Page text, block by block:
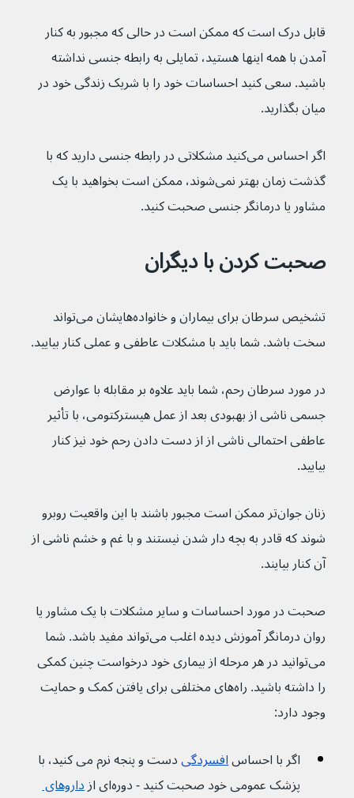
قابل درک است که ممکن است در حالی که مجبور به کنار
آمدن با همه اینها هستید، تمایلی به رابطه جنسی نداشته
باشید. سعی کنید احساسات خود را با شریک زندگی خود در
میان بگذارید.
اگر احساس می‌کنید مشکلاتی در رابطه جنسی دارید که با
گذشت زمان بهتر نمی‌شوند، ممکن است بخواهید با یک
مشاور یا درمانگر جنسی صحبت کنید.
صحبت کردن با دیگران
تشخیص سرطان برای بیماران و خانواده‌هایشان می‌تواند
سخت باشد. شما باید با مشکلات عاطفی و عملی کنار بیایید.
در مورد سرطان رحم، شما باید علاوه بر مقابله با عوارض
جسمی ناشی از بهبودی بعد از عمل هیسترکتومی، با تأثیر
عاطفی احتمالی ناشی از از دست دادن رحم خود نیز کنار
بیایید.
زنان جوان‌تر ممکن است مجبور باشند با این واقعیت روبرو
شوند که قادر به بچه دار شدن نیستند و با غم و خشم ناشی از
آن کنار بیایند.
صحبت در مورد احساسات و سایر مشکلات با یک مشاور یا
روان درمانگر آموزش دیده اغلب می‌تواند مفید باشد. شما
می‌توانید در هر مرحله از بیماری خود درخواست چنین کمکی
را داشته باشید. راه‌های مختلفی برای یافتن کمک و حمایت
وجود دارد:
اگر با احساس افسردگی دست و پنجه نرم می کنید، با
پزشک عمومی خود صحبت کنید - دوره‌ای از
داروهای